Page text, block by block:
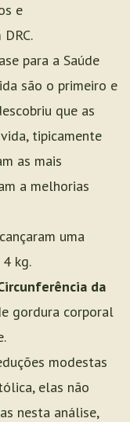
e
para a Saúde
são o primeiro e
que as
tipicamente
as mais
a melhorias
uma
kg.
da
gordura corporal
modestas
elas não
nesta análise,